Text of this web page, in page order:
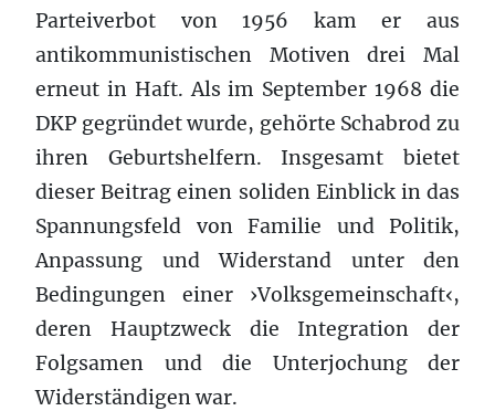
Parteiverbot von 1956 kam er aus
antikommunistischen Motiven drei Mal
erneut in Haft. Als im September 1968 die
DKP gegründet wurde, gehörte Schabrod zu
ihren Geburtshelfern. Insgesamt bietet
dieser Beitrag einen soliden Einblick in das
Spannungsfeld von Familie und Politik,
Anpassung und Widerstand unter den
Bedingungen einer ›Volksgemeinschaft‹,
deren Hauptzweck die Integration der
Folgsamen und die Unterjochung der
Widerständigen war.